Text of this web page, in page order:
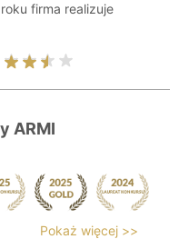
firma realizuje
ARMI
Pokaż więcej >>